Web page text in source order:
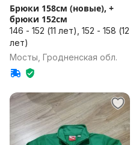
Брюки 158см (новые), +
брюки 152см
146 - 152 (11 лет), 152 - 158 (12
лет)
Мосты, Гродненская обл.